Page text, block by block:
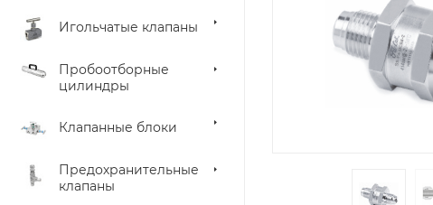
Игольчатые клапаны
Пробоотборные
цилиндры
Клапанные блоки
Предохранительные
клапаны